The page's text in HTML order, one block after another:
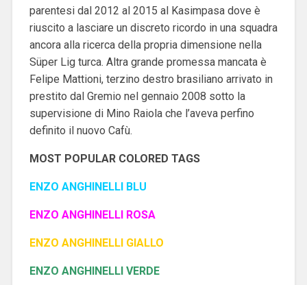
parentesi dal 2012 al 2015 al Kasimpasa dove è
riuscito a lasciare un discreto ricordo in una squadra
ancora alla ricerca della propria dimensione nella
Süper Lig turca. Altra grande promessa mancata è
Felipe Mattioni, terzino destro brasiliano arrivato in
prestito dal Gremio nel gennaio 2008 sotto la
supervisione di Mino Raiola che l’aveva perfino
definito il nuovo Cafù.
MOST POPULAR COLORED TAGS
ENZO ANGHINELLIBLU
ENZO ANGHINELLIROSA
ENZO ANGHINELLI GIALLO
ENZO ANGHINELLI VERDE